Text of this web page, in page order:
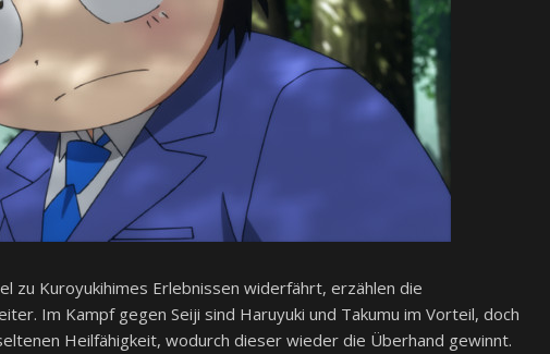
zu Kuroyukihimes Erlebnissen widerfährt, erzählen die
Im Kampf gegen Seiji sind Haruyuki und Takumu im Vorteil, doch
Heilfähigkeit, wodurch dieser wieder die Überhand gewinnt.